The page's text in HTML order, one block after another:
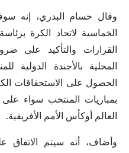
وقال حسام البدري، إنه
الخماسية لاتحاد الكرة
القرارات والتأكيد على
المحلية بالأجندة
الحصول على الاستحقاقات
بمباريات المنتخب سواء
العالم أوكأس الأمم الأفريقية.
وأضاف، أنه سيتم